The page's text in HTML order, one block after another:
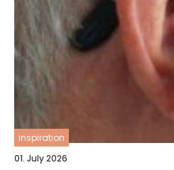
inspiration
01. July 2026